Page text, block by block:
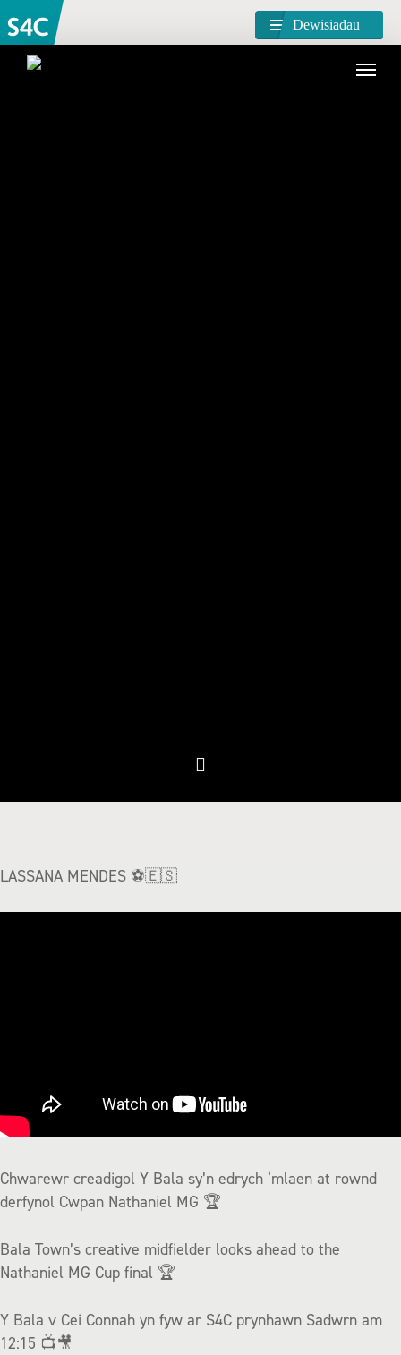
Dewisiadau
LASSANA MENDES ⚽️🇪🇸
Chwarewr creadigol Y Bala sy’n edrych ‘mlaen at rownd
derfynol Cwpan Nathaniel MG 🏆
Bala Town’s creative midfielder looks ahead to the
Nathaniel MG Cup final 🏆
Y Bala v Cei Connah yn fyw ar S4C prynhawn Sadwrn am
12:15 📺🎥